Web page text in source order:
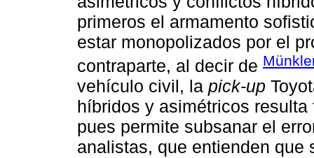
primeros el armamento
estar monopolizados por el
contraparte, al decir de
vehículo civil, la pick-up
híbridos y asimétricos
pues permite subsanar el
analistas, que entienden que